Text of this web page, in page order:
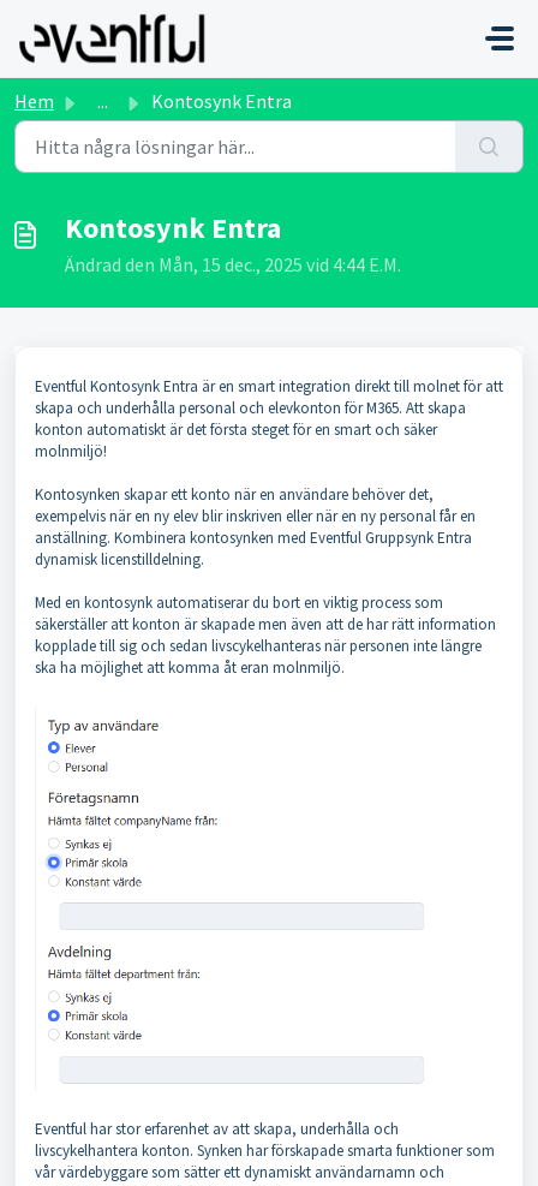
Hoppa över till huvudinnehåll
Hem ... Kontosynk Entra
Kontosynk Entra
Ändrad den Mån, 15 dec., 2025 vid 4:44 E.M.
Eventful Kontosynk Entra är en smart integration direkt till molnet för att
skapa och underhålla personal och elevkonton för M365. Att skapa
konton automatiskt är det första steget för en smart och säker
molnmiljö!
Kontosynken skapar ett konto när en användare behöver det,
exempelvis när en ny elev blir inskriven eller när en ny personal får en
anställning. Kombinera kontosynken med Eventful Gruppsynk Entra
dynamisk licenstilldelning.
Med en kontosynk automatiserar du bort en viktig process som
säkerställer att konton är skapade men även att de har rätt information
kopplade till sig och sedan livscykelhanteras när personen inte längre
ska ha möjlighet att komma åt eran molnmiljö.
Eventful har stor erfarenhet av att skapa, underhålla och
livscykelhantera konton. Synken har förskapade smarta funktioner som
vår värdebyggare som sätter ett dynamiskt användarnamn och